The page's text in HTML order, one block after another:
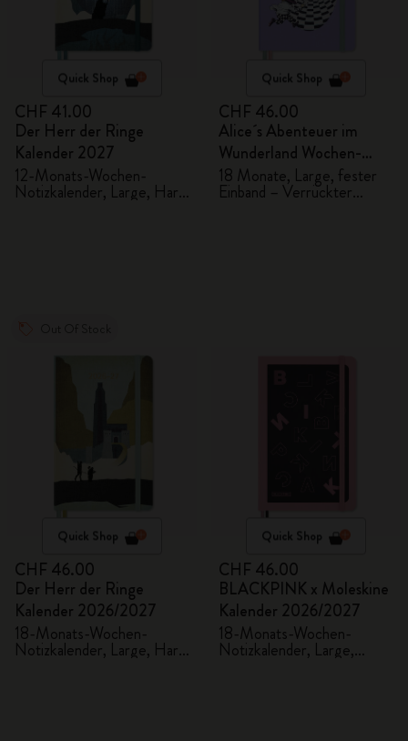
Quick Shop
CHF 41.00
Der Herr der Ringe
Kalender 2027
12-Monats-Wochen-
Notizkalender, Large, Hard
Quick Shop
CHF 46.00
Alice´s Abenteuer im
Wunderland Wochen-
Notizkalender
2026/2027
18 Monate, Large, fester
Einband – Verrückter
Quick Shop
CHF 46.00
Der Herr der Ringe
Kalender 2026/2027
18-Monats-Wochen-
Notizkalender, Large, Hard
Quick Shop
CHF 46.00
BLACKPINK x Moleskine
Kalender 2026/2027
18-Monats-Wochen-
Notizkalender, Large,
Fester Einband